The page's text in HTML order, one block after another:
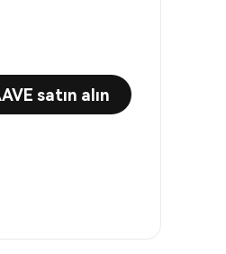
satın alın